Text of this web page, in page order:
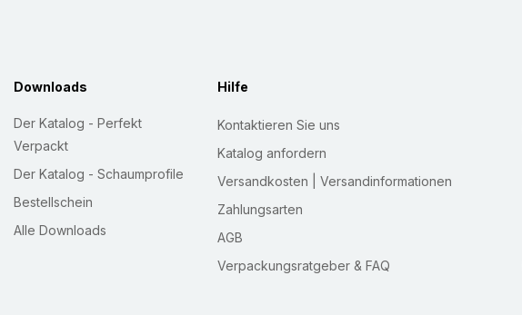
Downloads
Der Katalog - Perfekt
Verpackt
Der Katalog - Schaumprofile
Bestellschein
Alle Downloads
Hilfe
Kontaktieren Sie uns
Katalog anfordern
Versandkosten | Versandinformationen
Zahlungsarten
AGB
Verpackungsratgeber & FAQ